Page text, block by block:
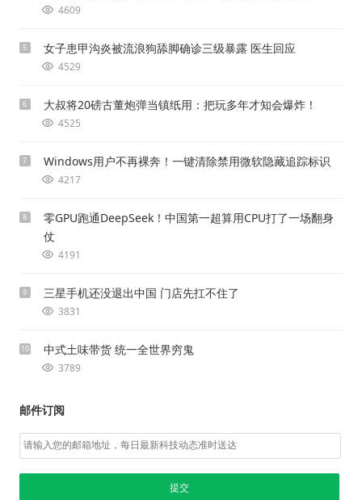
4609
5 女子患甲沟炎被流浪狗舔脚确诊三级暴露 医生回应
4529
6 大叔将20磅古董炮弹当镇纸用：把玩多年才知会爆炸！
4525
7 Windows用户不再裸奔！一键清除禁用微软隐藏追踪标识
4217
8
零GPU跑通DeepSeek！中国第一超算用CPU打了一场翻身
仗
4191
9 三星手机还没退出中国 门店先扛不住了
3831
10 中式土味带货 统一全世界穷鬼
3789
邮件订阅